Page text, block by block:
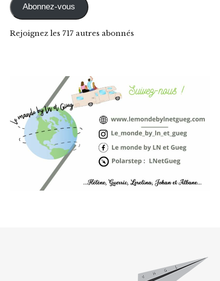
Abonnez-vous
Rejoignez les 717 autres abonnés